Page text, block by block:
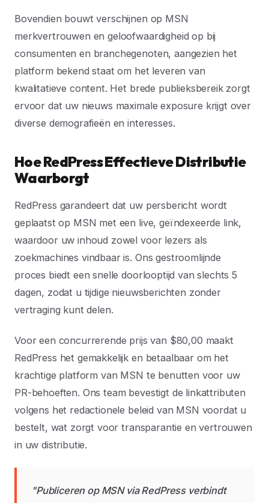
Bovendien bouwt verschijnen op MSN
merkvertrouwen en geloofwaardigheid op bij
consumenten en branchegenoten, aangezien het
platform bekend staat om het leveren van
kwalitatieve content. Het brede publieksbereik zorgt
ervoor dat uw nieuws maximale exposure krijgt over
diverse demografieën en interesses.
Hoe RedPress Effectieve Distributie
Waarborgt
RedPress garandeert dat uw persbericht wordt
geplaatst op MSN met een live, geïndexeerde link,
waardoor uw inhoud zowel voor lezers als
zoekmachines vindbaar is. Ons gestroomlijnde
proces biedt een snelle doorlooptijd van slechts 5
dagen, zodat u tijdige nieuwsberichten zonder
vertraging kunt delen.
Voor een concurrerende prijs van $80,00 maakt
RedPress het gemakkelijk en betaalbaar om het
krachtige platform van MSN te benutten voor uw
PR-behoeften. Ons team bevestigt de linkattributen
volgens het redactionele beleid van MSN voordat u
bestelt, wat zorgt voor transparantie en vertrouwen
in uw distributie.
"Publiceren op MSN via RedPress verbindt